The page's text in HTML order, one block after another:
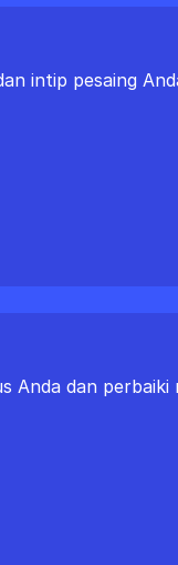
intip pesaing
Anda dan perbaiki